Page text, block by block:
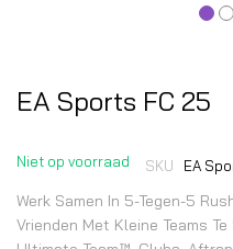
EA Sports FC 25
Niet op voorraad SKU EA
Werk Samen In 5-Tegen-5
Vrienden Met Kleine Teams